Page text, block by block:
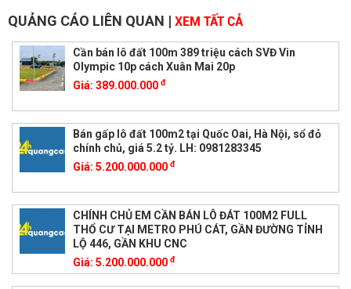
QUẢNG CÁO LIÊN QUAN | XEM TẤT CẢ
Cần bán lô đất 100m 389 triệu cách SVĐ Vin
Olympic 10p cách Xuân Mai 20p
Giá: 389.000.000 đ
Bán gấp lô đất 100m2 tại Quốc Oai, Hà Nội, sổ đỏ
chính chủ, giá 5.2 tỷ. LH: 0981283345
Giá: 5.200.000.000 đ
CHÍNH CHỦ EM CẦN BÁN LÔ ĐÁT 100M2 FULL
THỔ CƯ TẠI METRO PHÚ CÁT, GẦN ĐƯỜNG TỈNH
LỘ 446, GẦN KHU CNC
Giá: 5.200.000.000 đ